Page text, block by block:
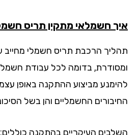
חשמלאי מתקין תריס חשמלי
הרכבת תריס חשמלי מחייב
בדומה לכל עבודת חשמל
מביצוע ההתקנה באופן עצמאי,
החשמליים והן בשל הסיכונים
העיקריים בהתקנה כוללים: